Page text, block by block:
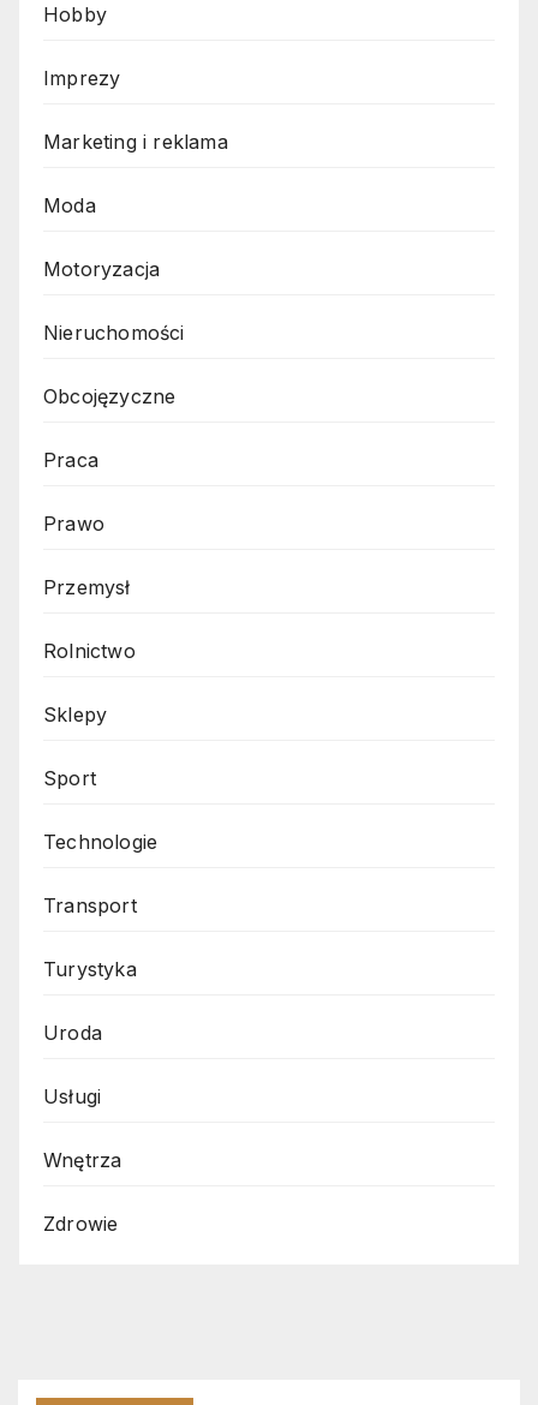
Hobby
Imprezy
Marketing i reklama
Moda
Motoryzacja
Nieruchomości
Obcojęzyczne
Praca
Prawo
Przemysł
Rolnictwo
Sklepy
Sport
Technologie
Transport
Turystyka
Uroda
Usługi
Wnętrza
Zdrowie